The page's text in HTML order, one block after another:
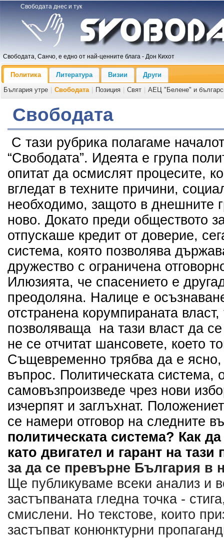
Свободата днес и тук
Свободата, Санчо, е едно от най-ценните блага - Дон Кихот
Политика Литература Визии
Други
България утре
Свободата Позиция Свят АЕЦ "Белене" и
Свободата
С тази рубрика полагаме
“Свободата”. Идеята е група
опитат да осмислят процесите,
вгледат в техните причини,
необходимо, защото в днешните
ново. Докато преди обществото
отпускаше кредит от доверие,
система, която позволява
дружество с ограничена
Илюзията, че спасението е
преодоляна. Налице е
отстранена корумпираната
позволяваща на тази власт да
не се отчитат шансовете, което
Същевременно трябва да е
въпрос. Политическата система,
самовъзпроизведе чрез нови
изчерпят и заглъхнат.
се намери отговор на следните
политическата система? Как
като двигател и гарант на
за да се превърне България в
Ще публикуваме всеки анализ и
застъпваната гледна точка -
смислени. Но текстове, които
застъпват конюнктурни